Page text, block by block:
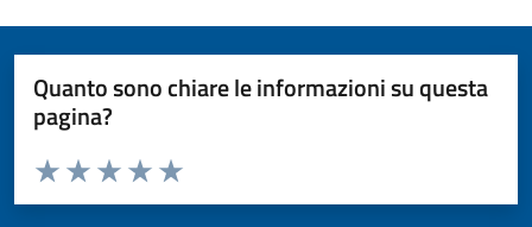
Quanto sono chiare le informazioni su questa
pagina?
Valuta da 1 a 5 stelle la pagina
Valuta 5 stelle su 5
Valuta 4 stelle su 5
Valuta 3 stelle su 5
Valuta 2 stelle su 5
Valuta 1 stelle su 5